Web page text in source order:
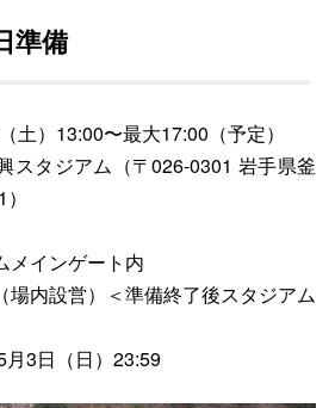
準備
土）13:00〜最大17:00（予定）
スタジアム（〒026-0301 岩手県釜
メインゲート内
場内設営）＜準備終了後スタジアム
3日（日）23:59